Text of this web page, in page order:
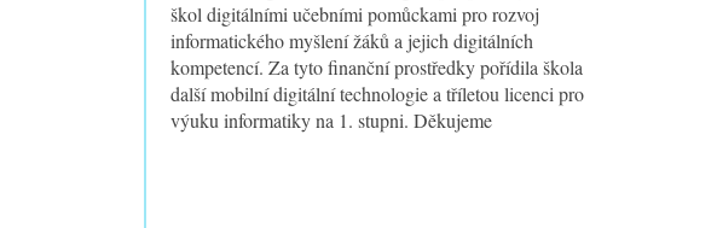
škol digitálními učebními pomůckami pro rozvoj
informatického myšlení žáků a jejich digitálních
kompetencí. Za tyto finanční prostředky pořídila škola
další mobilní digitální technologie a tříletou licenci pro
výuku informatiky na 1. stupni. Děkujeme